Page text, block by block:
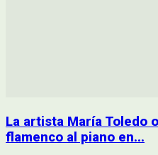
La artista María Toledo
flamenco al piano en...